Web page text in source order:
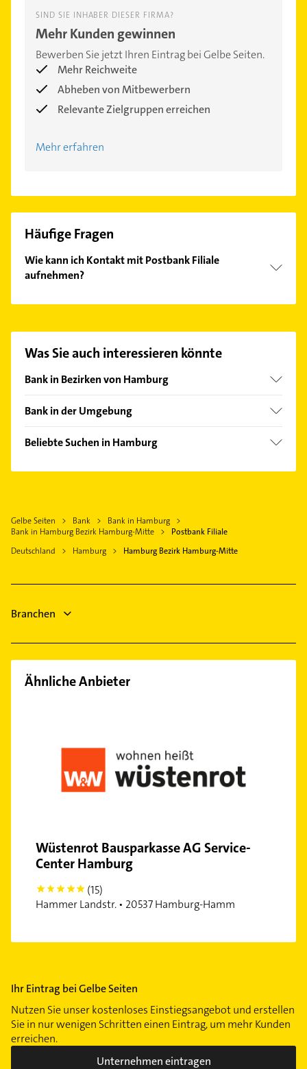
SIND SIE INHABER DIESER FIRMA?
Mehr Kunden gewinnen
Bewerben Sie jetzt Ihren Eintrag bei Gelbe Seiten.
Mehr Reichweite
Abheben von Mitbewerbern
Relevante Zielgruppen erreichen
Mehr erfahren
Häufige Fragen
Wie kann ich Kontakt mit Postbank Filiale
aufnehmen?
finden Sie alleKontaktdaten.
Was Sie auch interessieren könnte
Bank in Bezirken von Hamburg
Bezirk Altona
Bezirk Eimsbüttel
Bank in der Umgebung
Barsbüttel
Norderstedt
Reinbek
Pinneberg
Seevetal
Wedel
Beliebte Suchen in Hamburg
Dachdecker
Schreiner
Bauunternehmen
Steuerberater
Gelbe Seiten Bank
Bank in Hamburg
Bank in Hamburg Bezirk Hamburg-Mitte
Postbank Filiale
Deutschland
Hamburg Hamburg Bezirk Hamburg-Mitte
Branchen
Ähnliche Anbieter
Wüstenrot Bausparkasse AG Service-
Center Hamburg
5
(15)
Hammer Landstr. • 20537 Hamburg-Hamm
Ihr Eintrag bei Gelbe Seiten
Nutzen Sie unser kostenloses Einstiegsangebot und erstellen
Sie in nur wenigen Schritten einen Eintrag, um mehr Kunden
erreichen.
Unternehmen eintragen